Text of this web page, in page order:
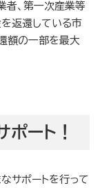
者、第一次産業等
返還している市
額の一部を最大
ート！
サポートを行って